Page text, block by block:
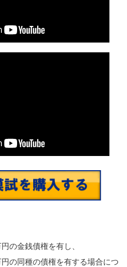
の金銭債権を有し、
の同種の債権を有する場合につ